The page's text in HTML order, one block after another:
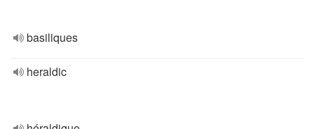
basiliques
heraldic